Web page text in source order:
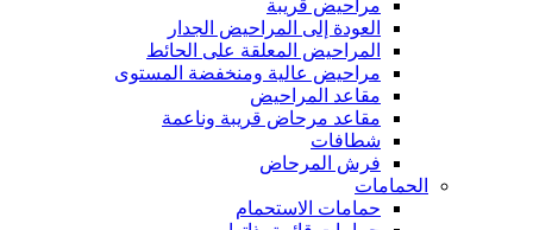
مراحيض قريبة
العودة إلى المراحيض الجدار
المراحيض المعلقة على الحائط
مراحيض عالية ومنخفضة المستوى
مقاعد المراحيض
مقاعد مرحاض قريبة وناعمة
شطافات
فرش المرحاض
الحمامات
حمامات الاستحمام